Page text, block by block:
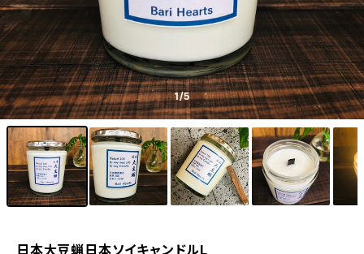
1/5
日本大豆蝋日本ソイキャンドルL